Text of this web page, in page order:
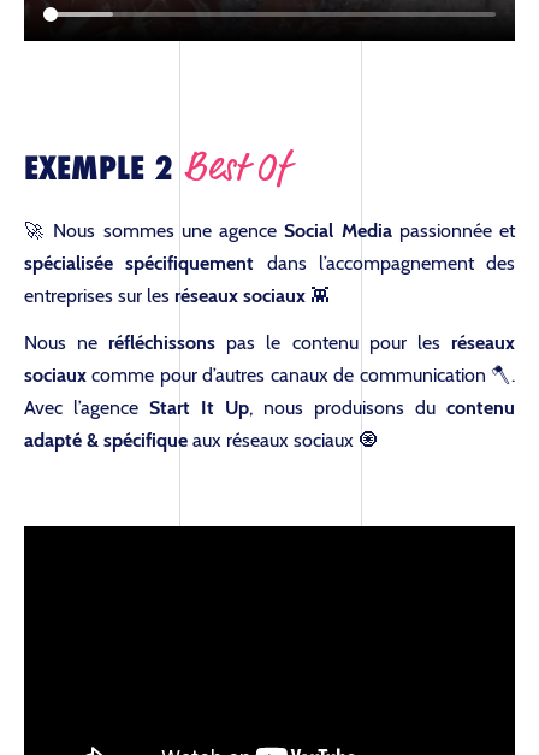
EXEMPLE 2 Best Of
🚀 Nous sommes une agenceSocial Mediapassionnée et
spécialisée spécifiquement dans l’accompagnement des
entreprises sur les réseaux sociaux 👾
Nous ne réfléchissons pas le contenu pour les réseaux
sociauxcomme pour d’autres canaux de communication 🪓.
Avec l’agence Start It Up, nous produisons du contenu
adapté & spécifiqueaux réseaux sociaux 🧿